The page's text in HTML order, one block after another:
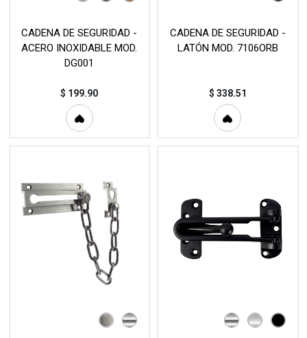
CADENA DE SEGURIDAD -
ACERO INOXIDABLE MOD.
DG001
$ 199.90
CADENA DE SEGURIDAD -
LATÓN MOD. 7106ORB
$ 338.51